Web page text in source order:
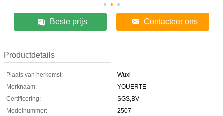
Beste prijs Contacteer ons
Productdetails
Plaats van herkomst:
Wuxi
Merknaam:
YOUERTE
Certificering:
SGS,BV
Modelnummer:
2507